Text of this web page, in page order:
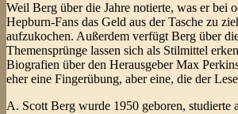
Weil Berg über die Jahre notierte, was er bei
Hepburn-Fans das Geld aus der Tasche zu
aufzukochen. Außerdem verfügt Berg über
Themensprünge lassen sich als Stilmittel
Biografien über den Herausgeber Max
eher eine Fingerübung, aber eine, die der
A. Scott Berg wurde 1950 geboren, studierte